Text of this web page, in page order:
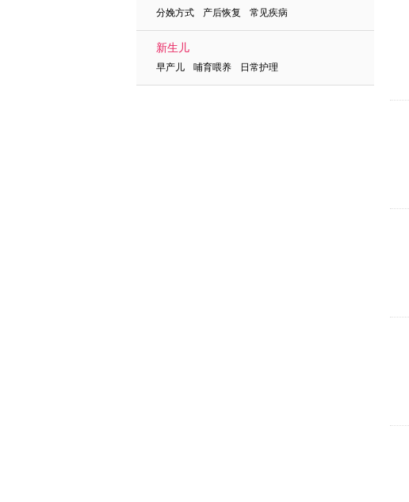
分娩方式 产后恢复 常见疾病
新生儿
早产儿 哺育喂养 日常护理